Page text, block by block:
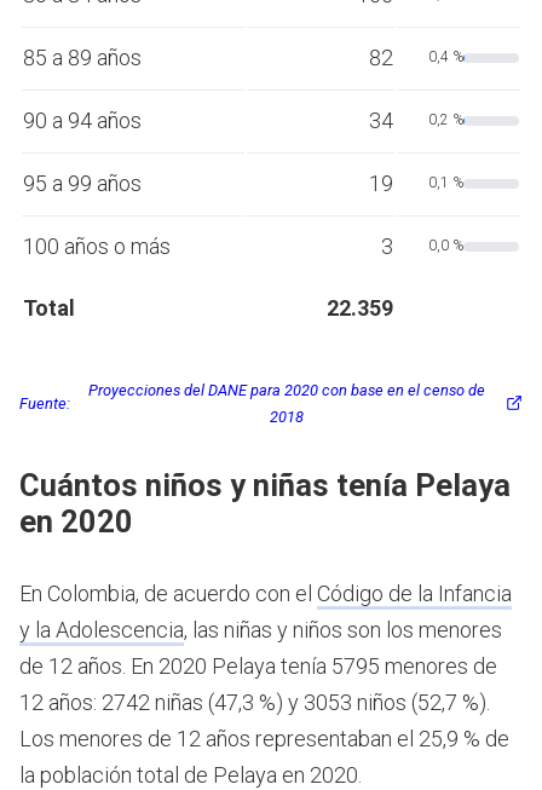
85 a 89 años 82 0,4 %
90 a 94 años 34 0,2 %
95 a 99 años 19 0,1 %
100 años o más 3 0,0 %
Total 22.359
Fuente:
Proyecciones del DANE para 2020 con base en el censo de
2018
Cuántos niños y niñas tenía Pelaya
en 2020
En Colombia, de acuerdo con el Código de la Infancia
y la Adolescencia, las niñas y niños son los menores
de 12 años. En 2020 Pelaya tenía 5795 menores de
12 años: 2742 niñas (47,3 %) y 3053 niños (52,7 %).
Los menores de 12 años representaban el 25,9 % de
la población total de Pelaya en 2020.